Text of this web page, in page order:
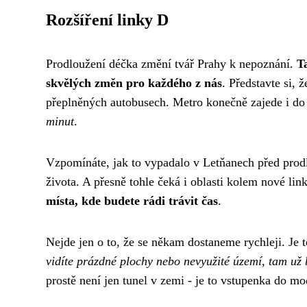
Rozšíření linky D
Prodloužení déčka změní tvář Prahy k nepoznání.
skvělých změn pro každého z nás. Představte si,
přeplněných autobusech. Metro konečně zajede i
minut.
Vzpomínáte, jak to vypadalo v Letňanech před
života. A přesně tohle čeká i oblasti kolem nové
místa, kde budete rádi trávit čas.
Nejde jen o to, že se někam dostaneme rychleji.
vidíte prázdné plochy nebo nevyužité území, tam
prostě není jen tunel v zemi - je to vstupenka do